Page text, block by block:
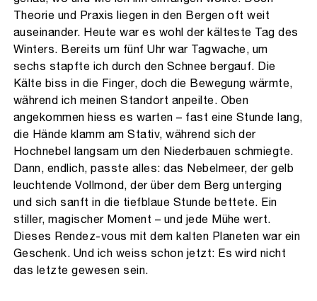
Theorie und Praxis liegen in den Bergen oft weit
auseinander. Heute war es wohl der kälteste Tag des
Winters. Bereits um fünf Uhr war Tagwache, um
sechs stapfte ich durch den Schnee bergauf. Die
Kälte biss in die Finger, doch die Bewegung wärmte,
während ich meinen Standort anpeilte. Oben
angekommen hiess es warten – fast eine Stunde lang,
die Hände klamm am Stativ, während sich der
Hochnebel langsam um den Niederbauen schmiegte.
Dann, endlich, passte alles: das Nebelmeer, der gelb
leuchtende Vollmond, der über dem Berg unterging
und sich sanft in die tiefblaue Stunde bettete. Ein
stiller, magischer Moment – und jede Mühe wert.
Dieses Rendez-vous mit dem kalten Planeten war ein
Geschenk. Und ich weiss schon jetzt: Es wird nicht
das letzte gewesen sein.